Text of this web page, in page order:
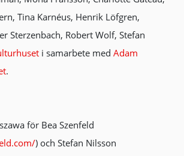
Tina Karnéus, Henrik Löfgren,
Sterzenbach, Robert Wolf, Stefan
i samarbete med Adam
.
för Bea Szenfeld
) och Stefan Nilsson